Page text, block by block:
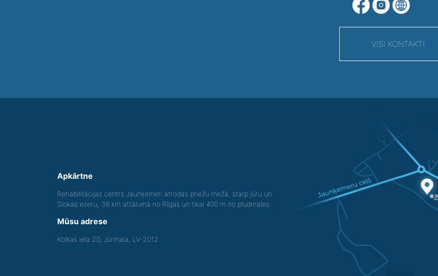
VISI KONTAKTI
Apkārtne
Rehabilitācijas centrs Jaunķemeri atrodas priežu mežā, starp jūru un
Slokas ezeru, 38 km attālumā no Rīgas un tikai 400 m no pludmales.
Mūsu adrese
Kolkas iela 20, Jūrmala, LV-2012